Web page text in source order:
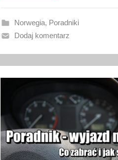
n
o
z
n
i
Norwegia, Poradniki
Dodaj komentarz